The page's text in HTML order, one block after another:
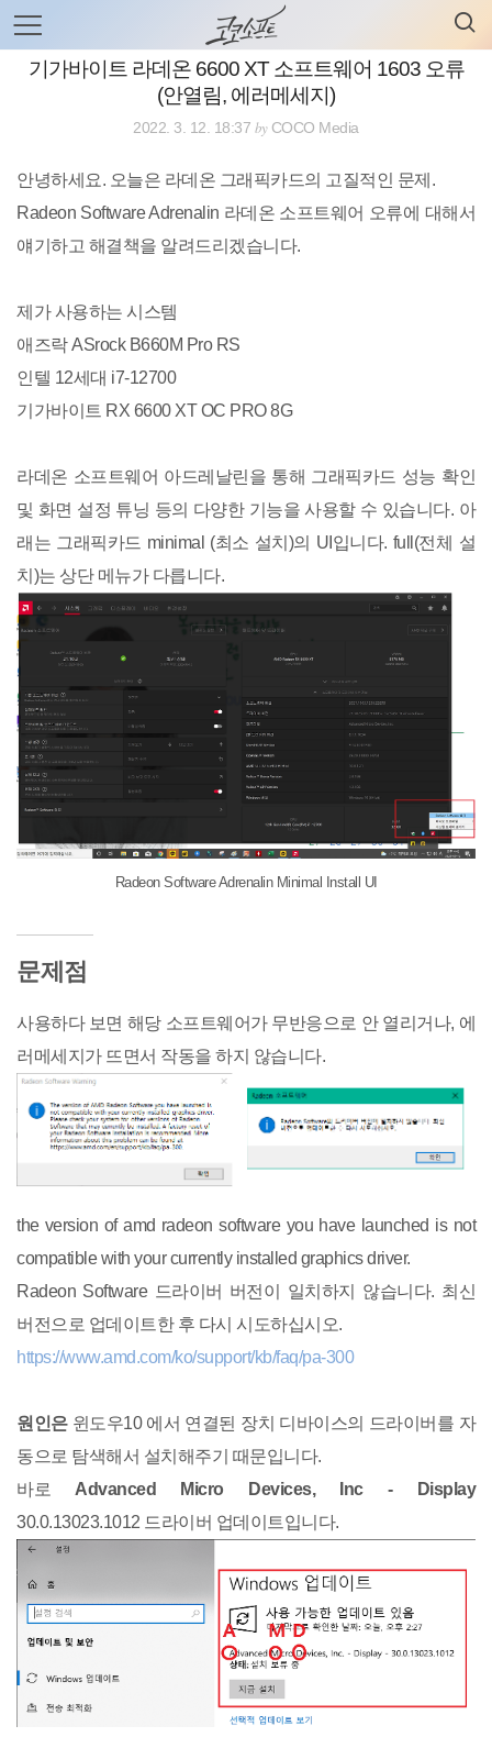
본
기가바이트 라데온 6600 XT 소프트웨어 1603 오류
(안열림, 에러메세지)
2022. 3. 12. 18:37 byCOCO Media
안녕하세요. 오늘은 라데온 그래픽카드의 고질적인 문제.
Radeon Software Adrenalin 라데온 소프트웨어 오류에 대해서
얘기하고 해결책을 알려드리겠습니다.
제가 사용하는 시스템
애즈락 ASrock B660M Pro RS
인텔 12세대 i7-12700
기가바이트 RX 6600 XT OC PRO 8G
라데온 소프트웨어 아드레날린을 통해 그래픽카드 성능 확인
및 화면 설정 튜닝 등의 다양한 기능을 사용할 수 있습니다. 아
래는 그래픽카드 minimal (최소 설치)의 UI입니다. full(전체 설
치)는 상단 메뉴가 다릅니다.
Radeon Software Adrenalin Minimal Install UI
문제점
사용하다 보면 해당 소프트웨어가 무반응으로 안 열리거나, 에
러메세지가 뜨면서 작동을 하지 않습니다.
the version of amd radeon software you have launched is not
compatible with your currently installed graphics driver.
Radeon Software 드라이버 버전이 일치하지 않습니다. 최신
버전으로 업데이트한 후 다시 시도하십시오.
https://www.amd.com/ko/support/kb/faq/pa-300
원인은윈도우10 에서 연결된 장치 디바이스의 드라이버를 자
동으로 탐색해서 설치해주기 때문입니다.
바로 Advanced Micro Devices, Inc - Display
30.0.13023.1012 드라이버 업데이트입니다.
태그 글쓰기 관리홈
색